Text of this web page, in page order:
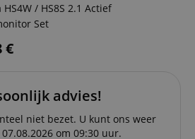
HS4W / HS8S 2.1 Actief
Set
€
advies!
niet bezet. U kunt ons weer
om 09:30 uur.